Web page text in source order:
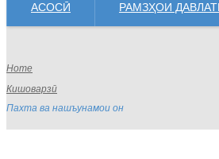
АСОСӢ РАМЗҲОИ
Home
Кишоварзӣ
Пахта ва нашъунамои он